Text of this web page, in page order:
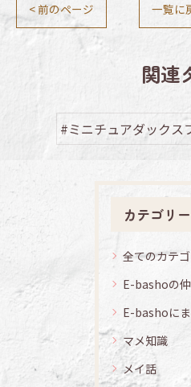
< 前のページ 一覧に
関連
#ミニチュアダックス
カテゴリー
全てのカテ
E-bashoの
E-bashoに
マメ知識
メイ話